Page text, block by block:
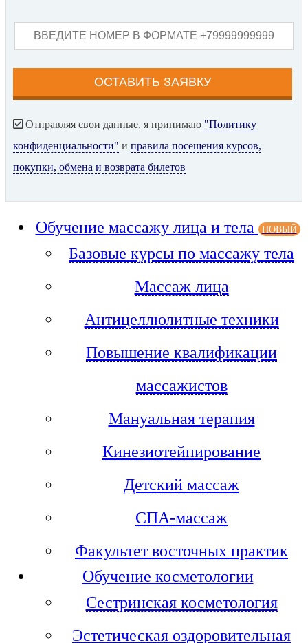
Отправляя свои данные, я принимаю "Политику
конфиденциальности" и правила посещения курсов,
покупки, обмена и возврата билетов
Обучение массажу лица и тела НОВЫЙ
Базовые курсы по массажу тела
Массаж лица
Антицеллюлитные техники
Повышение квалификации
массажистов
Мануальная терапия
Кинезиотейпирование
Детский массаж
СПА-массаж
Факультет восточных практик
Обучение косметологии
Сестринская косметология
Эстетическая оздоровительная